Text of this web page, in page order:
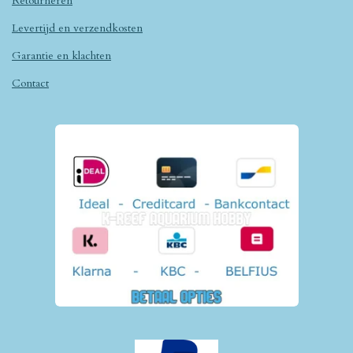
Levertijd en verzendkosten
Garantie en klachten
Contact